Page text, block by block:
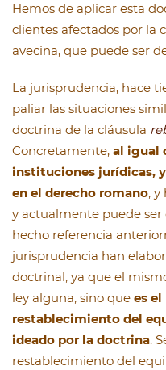
Hemos de aplicar esta
clientes afectados por la
avecina, que puede ser
La jurisprudencia, hace
paliar las situaciones
doctrina de la cláusula
Concretamente, al igual
instituciones jurídicas,
en el derecho romano, y
y actualmente puede ser
hecho referencia
jurisprudencia han
doctrinal, ya que el
ley alguna, sino que es
restablecimiento del
ideado por la doctrina.
restablecimiento del